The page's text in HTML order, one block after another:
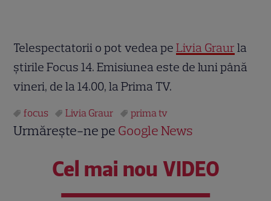
Telespectatorii o pot vedea peLivia Graur la
știrile Focus 14. Emisiunea este de luni până
vineri, de la 14.00, la Prima TV.
focus Livia Graur prima tv
Urmărește-ne pe Google News
Cel mai nou VIDEO